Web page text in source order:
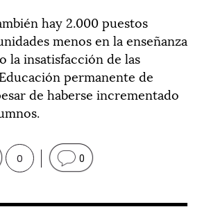
hay 2.000 puestos
menos en la enseñanza
la insatisfacción de las
permanente de
de haberse incrementado
0 0